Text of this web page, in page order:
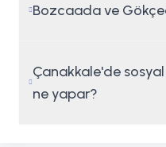
Bozcaada ve
Çanakkale'de
ne yapar?